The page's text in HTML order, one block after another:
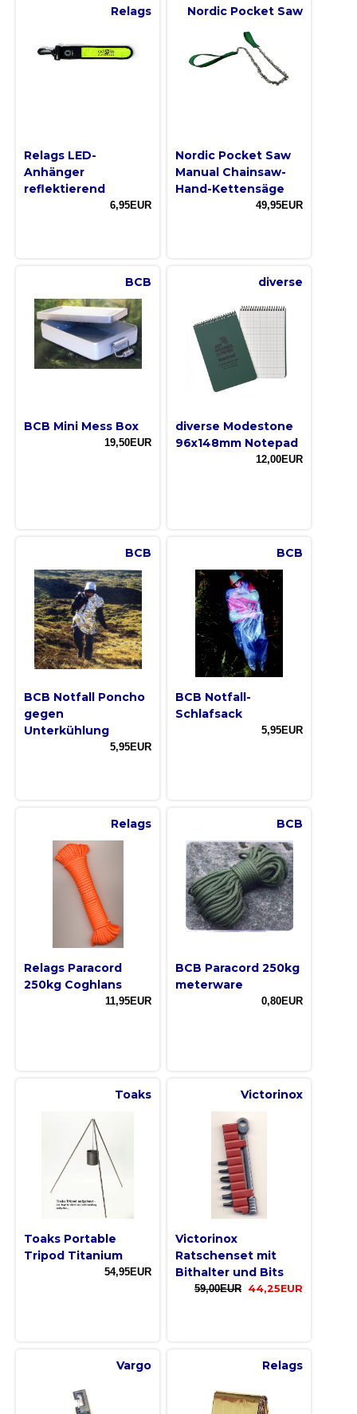
Relags
Relags LED-
Anhänger
reflektierend
6,95EUR
Nordic Pocket Saw
Nordic Pocket Saw
Manual Chainsaw-
Hand-Kettensäge
49,95EUR
BCB
BCB Mini Mess Box
19,50EUR
diverse
diverse Modestone
96x148mm Notepad
12,00EUR
BCB
BCB Notfall Poncho
gegen
Unterkühlung
5,95EUR
BCB
BCB Notfall-
Schlafsack
5,95EUR
Relags
Relags Paracord
250kg Coghlans
11,95EUR
BCB
BCB Paracord 250kg
meterware
0,80EUR
Toaks
Toaks Portable
Tripod Titanium
54,95EUR
Victorinox
Victorinox
Ratschenset mit
Bithalter und Bits
59,00EUR 44,25EUR
Vargo Relags